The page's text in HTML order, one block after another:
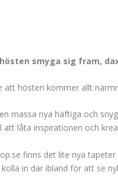
smyga sig fram,
att hösten kommer allt
massa nya häftiga och
att låta inspirationen och
finns det lite nya
in där ibland för att se